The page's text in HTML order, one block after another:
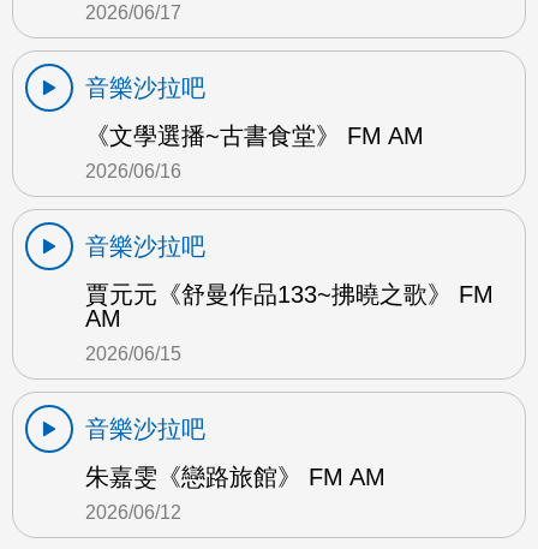
2026/06/17
音樂沙拉吧
《文學選播~古書食堂》 FM AM
2026/06/16
音樂沙拉吧
賈元元《舒曼作品133~拂曉之歌》 FM
AM
2026/06/15
音樂沙拉吧
朱嘉雯《戀路旅館》 FM AM
2026/06/12